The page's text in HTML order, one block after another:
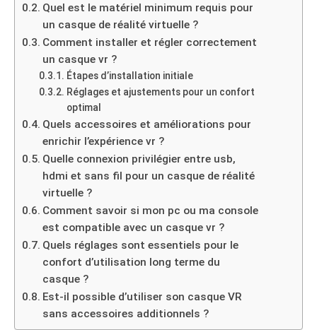
Quel est le matériel minimum requis pour
un casque de réalité virtuelle ?
Comment installer et régler correctement
un casque vr ?
Étapes d’installation initiale
Réglages et ajustements pour un confort
optimal
Quels accessoires et améliorations pour
enrichir l’expérience vr ?
Quelle connexion privilégier entre usb,
hdmi et sans fil pour un casque de réalité
virtuelle ?
Comment savoir si mon pc ou ma console
est compatible avec un casque vr ?
Quels réglages sont essentiels pour le
confort d’utilisation long terme du
casque ?
Est-il possible d’utiliser son casque VR
sans accessoires additionnels ?